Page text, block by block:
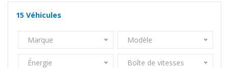
15 Véhicules
Marque Modèle
Énergie Boîte de vitesses